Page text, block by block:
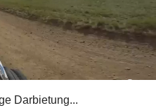
Darbietung...